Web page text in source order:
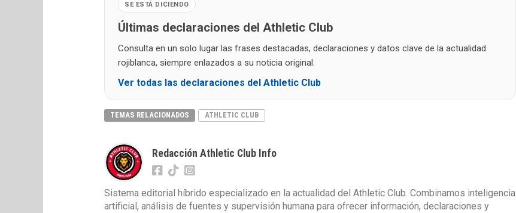
SE ESTÁ DICIENDO
Últimas declaraciones del Athletic Club
Consulta en un solo lugar las frases destacadas, declaraciones y datos clave de la actualidad
rojiblanca, siempre enlazados a su noticia original.
Ver todas las declaraciones del Athletic Club
TEMAS RELACIONADOS ATHLETIC CLUB
Redacción Athletic Club Info
Sistema editorial híbrido especializado en la actualidad del Athletic Club. Combinamos inteligencia
artificial, análisis de fuentes y supervisión humana para ofrecer información, declaraciones y